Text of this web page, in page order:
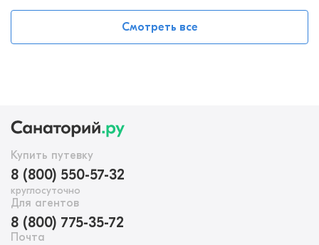
Смотреть все
Купить путевку
8 (800) 550-57-32
круглосуточно
Для агентов
8 (800) 775-35-72
Почта